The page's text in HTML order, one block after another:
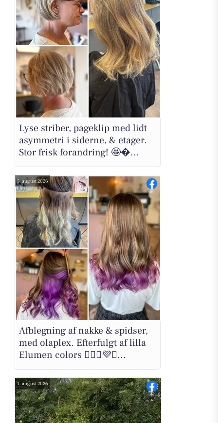
Lyse striber, pageklip med lidt
asymmetri i siderne, & etager.
Stor frisk forandring! 🤩�...
5. august 2026
Afblegning af nakke & spidser,
med olaplex. Efterfulgt af lilla
Elumen colors 💁🏼‍♀️💜✨...
1. august 2026